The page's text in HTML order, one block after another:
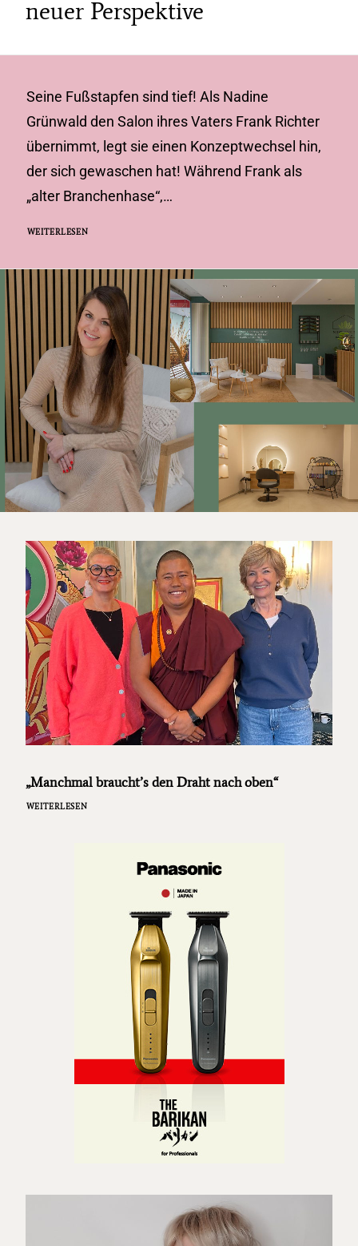
neuer Perspektive
Seine Fußstapfen sind tief! Als Nadine
Grünwald den Salon ihres Vaters Frank Richter
übernimmt, legt sie einen Konzeptwechsel hin,
der sich gewaschen hat! Während Frank als
„alter Branchenhase“,…
WEITERLESEN
„Manchmal braucht’s den Draht nach oben“
WEITERLESEN